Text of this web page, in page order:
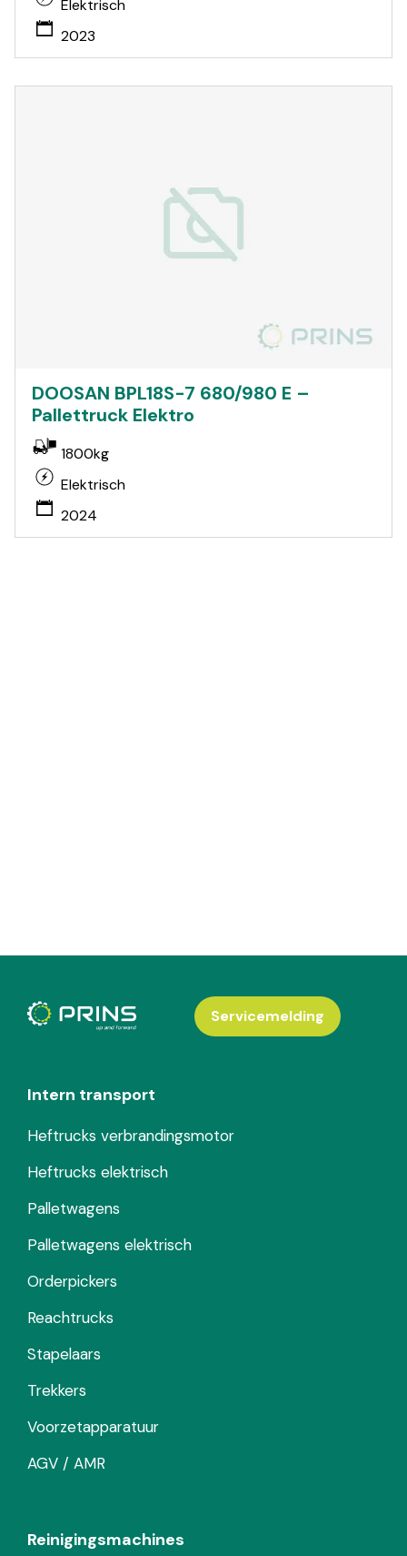
Elektrisch
2023
DOOSAN BPL18S-7 680/980 E –
Pallettruck Elektro
1800kg
Elektrisch
2024
Intern transport
Heftrucks verbrandingsmotor
Heftrucks elektrisch
Palletwagens
Palletwagens elektrisch
Orderpickers
Reachtrucks
Stapelaars
Trekkers
Voorzetapparatuur
AGV / AMR
Reinigingsmachines
Servicemelding